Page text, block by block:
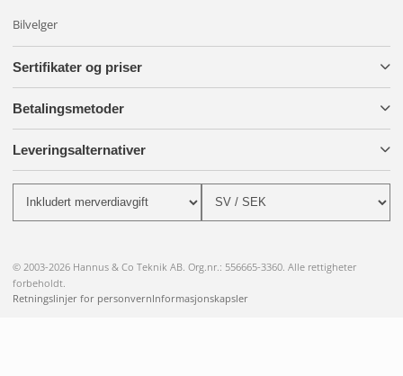
Bilvelger
Sertifikater og priser
Betalingsmetoder
Leveringsalternativer
© 2003-2026 Hannus & Co Teknik AB. Org.nr.: 556665-3360. Alle rettigheter
forbeholdt.
Retningslinjer for personvernInformasjonskapsler